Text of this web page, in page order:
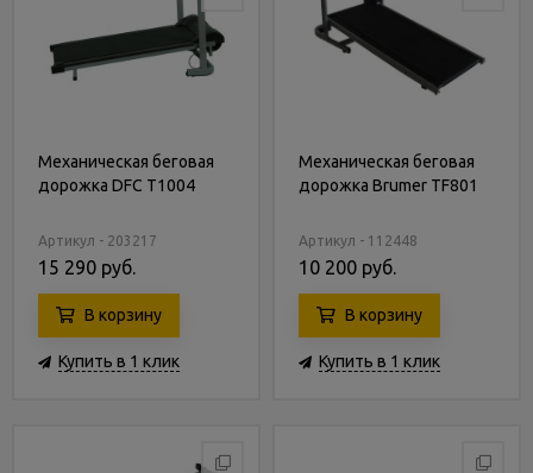
Механическая беговая
дорожка DFC T1004
Артикул - 203217
15 290 руб.
В корзину
Купить в 1 клик
Механическая беговая
дорожка Brumer TF801
Артикул - 112448
10 200 руб.
В корзину
Купить в 1 клик